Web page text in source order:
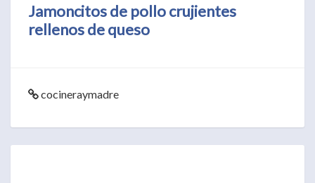
Jamoncitos de pollo crujientes
rellenos de queso
cocineraymadre